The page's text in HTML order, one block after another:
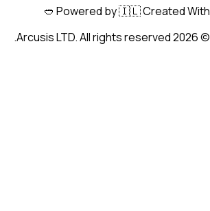
Powered by 🇮🇱 Created
Arcusis LTD. All rights reserved.